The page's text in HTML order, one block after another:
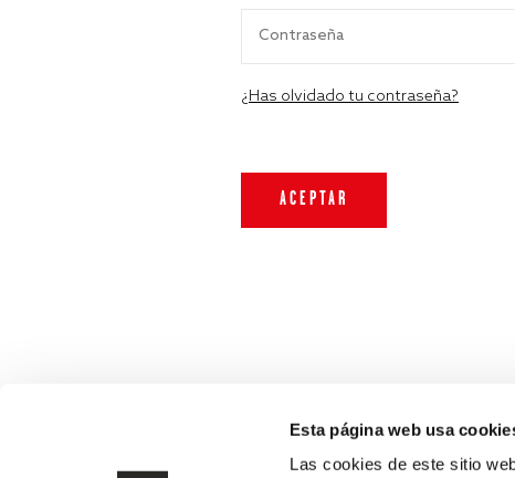
Esta página web usa
Las cookies de este sitio
¿Has olvidado tu contraseña?